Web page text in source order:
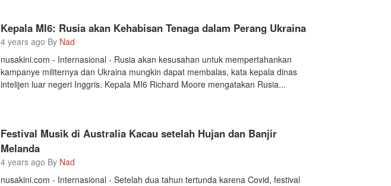
Kepala MI6: Rusia akan Kehabisan Tenaga dalam Perang Ukraina
4 years ago By Nad
nusakini.com - Internasional - Rusia akan kesusahan untuk mempertahankan
kampanye militernya dan Ukraina mungkin dapat membalas, kata kepala dinas
intelijen luar negeri Inggris. Kepala MI6 Richard Moore mengatakan Rusia...
Festival Musik di Australia Kacau setelah Hujan dan Banjir
Melanda
4 years ago By Nad
nusakini.com - Internasional - Setelah dua tahun tertunda karena Covid, festival